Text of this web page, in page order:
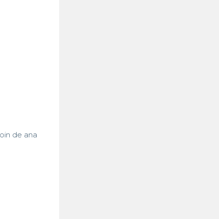
de ana